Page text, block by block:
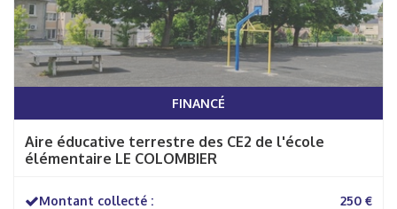
FINANCÉ
Aire éducative terrestre des CE2 de l'école
élémentaire LE COLOMBIER
Montant collecté : 250 €